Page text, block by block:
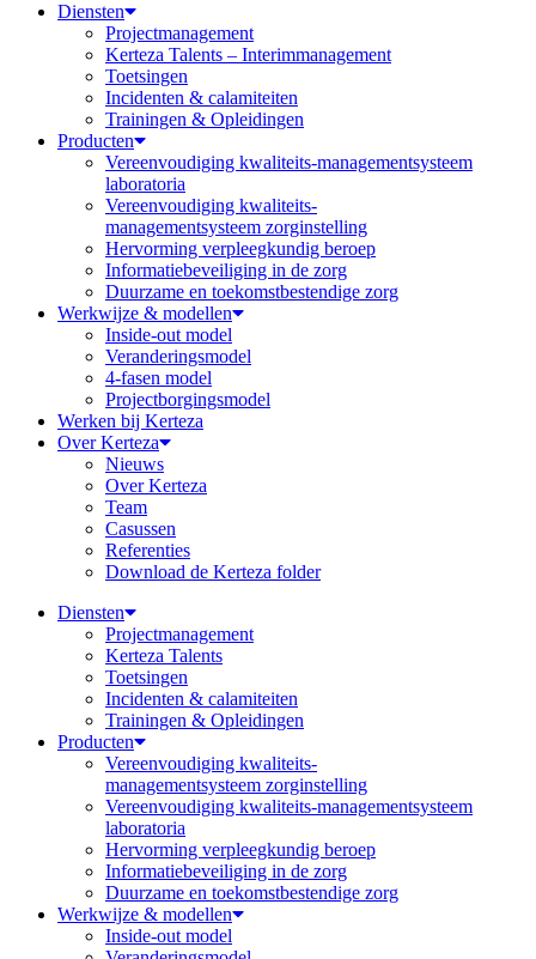
Diensten
Projectmanagement
Kerteza Talents – Interimmanagement
Toetsingen
Incidenten & calamiteiten
Trainingen & Opleidingen
Producten
Vereenvoudiging kwaliteits-managementsysteem
laboratoria
Vereenvoudiging kwaliteits-
managementsysteem zorginstelling
Hervorming verpleegkundig beroep
Informatiebeveiliging in de zorg
Duurzame en toekomstbestendige zorg
Werkwijze & modellen
Inside-out model
Veranderingsmodel
4-fasen model
Projectborgingsmodel
Werken bij Kerteza
Over Kerteza
Nieuws
Over Kerteza
Team
Casussen
Referenties
Download de Kerteza folder
Diensten
Projectmanagement
Kerteza Talents
Toetsingen
Incidenten & calamiteiten
Trainingen & Opleidingen
Producten
Vereenvoudiging kwaliteits-
managementsysteem zorginstelling
Vereenvoudiging kwaliteits-managementsysteem
laboratoria
Hervorming verpleegkundig beroep
Informatiebeveiliging in de zorg
Duurzame en toekomstbestendige zorg
Werkwijze & modellen
Inside-out model